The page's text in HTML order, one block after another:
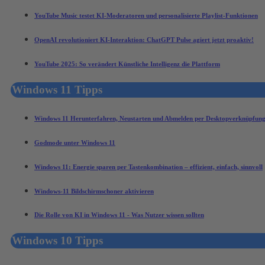
YouTube Music testet KI-Moderatoren und personalisierte Playlist-Funktionen
OpenAI revolutioniert KI-Interaktion: ChatGPT Pulse agiert jetzt proaktiv!
YouTube 2025: So verändert Künstliche Intelligenz die Plattform
Windows 11 Tipps
Windows 11 Herunterfahren, Neustarten und Abmelden per Desktopverknüpfung
Godmode unter Windows 11
Windows 11: Energie sparen per Tastenkombination – effizient, einfach, sinnvoll
Windows-11 Bildschirmschoner aktivieren
Die Rolle von KI in Windows 11 - Was Nutzer wissen sollten
Windows 10 Tipps